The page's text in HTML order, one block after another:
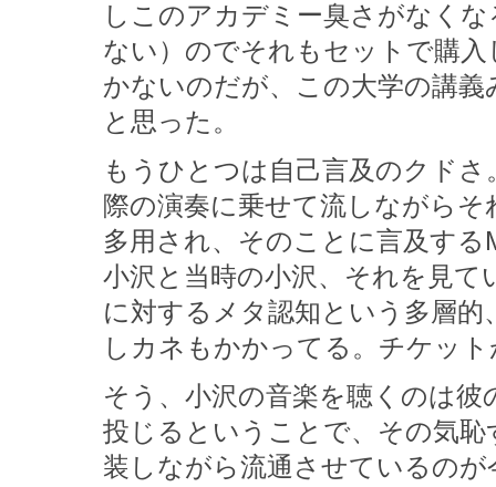
しこのアカデミー臭さがなく
ない）のでそれもセットで購
かないのだが、この大学の講
と思った。
もうひとつは自己言及のクド
際の演奏に乗せて流しながら
多用され、そのことに言及す
小沢と当時の小沢、それを見
に対するメタ認知という多層
しカネもかかってる。チケッ
そう、小沢の音楽を聴くのは
投じるということで、その気
装しながら流通させているの